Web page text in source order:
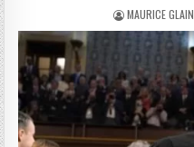
AUTHOR:
MAURICE GLAIN